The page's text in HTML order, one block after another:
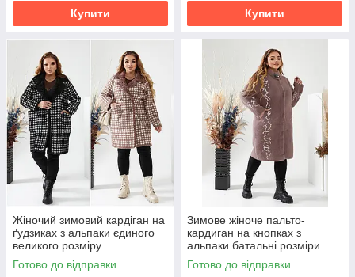
Купити Купити
Жіночий зимовий кардіган на
ґудзиках з альпаки єдиного
великого розміру
Готово до відправки
Зимове жіноче пальто-
кардиган на кнопках з
альпаки батальні розміри
Готово до відправки